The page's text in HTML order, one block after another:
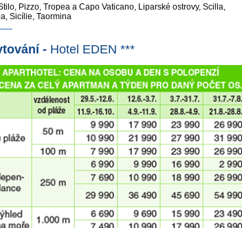
Pizzo, Tropea a Capo Vaticano, Liparské ostrovy, Scilla,
Sicílie, Taormina
- Hotel EDEN ***